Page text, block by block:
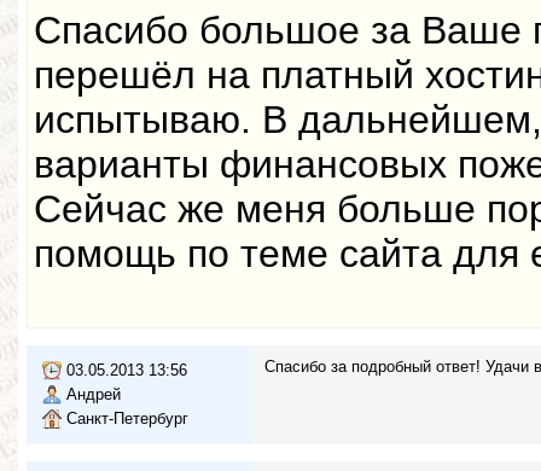
Спасибо большое за Ваше
перешёл на платный
испытываю. В
варианты финансовых
Сейчас же меня больше
помощь по теме сайта для
03.05.2013 13:56
Андрей
Санкт-Петербург
Спасибо за подробный ответ! Удачи